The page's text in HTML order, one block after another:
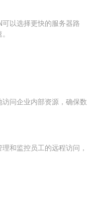
以选择更快的服务器路
问企业内部资源，确保数
和监控员工的远程访问，